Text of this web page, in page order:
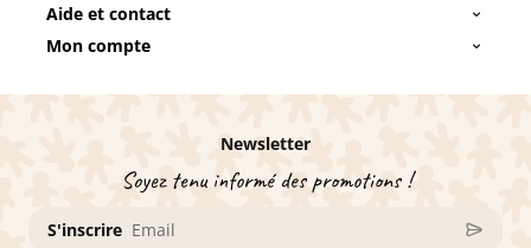
Aide et contact
Mon compte
Newsletter
Soyez tenu informé des promotions !
S'inscrire